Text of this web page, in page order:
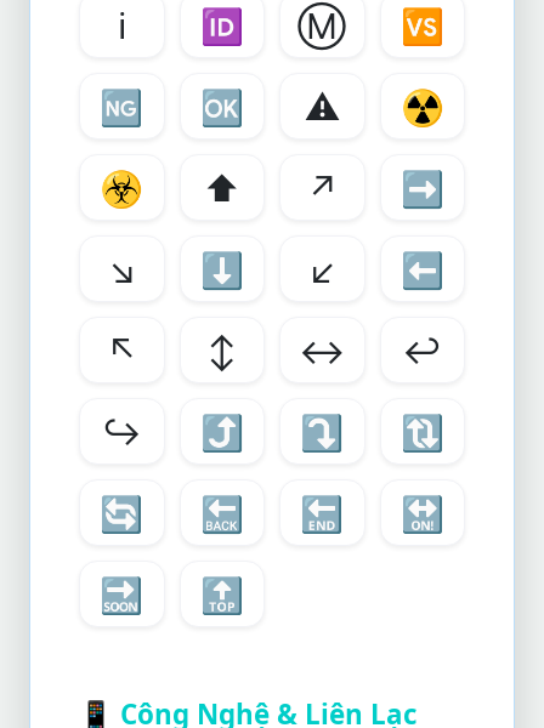
ℹ️
🆔 Ⓜ️
🆚
🆖
🆗 ⚠️
☢️
☣️
⬆️ ↗️
➡️
↘️
⬇️ ↙️
⬅️
↖️
↕️ ↔️
↩️
↪️
⤴️ ⤵️
🔃
🔄
🔙 🔚
🔛
🔜
🔝
📱 Công Nghệ & Liên Lạc